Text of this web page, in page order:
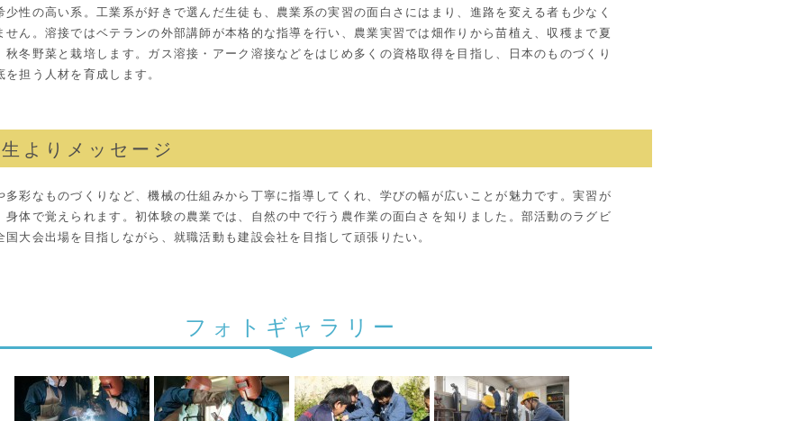
少性の高い系。工業系が好きで選んだ生徒も、農業系の実習の面白さにはまり、進路を変える者も少なく
せん。溶接ではベテランの外部講師が本格的な指導を行い、農業実習では畑作りから苗植え、収穫まで夏
秋冬野菜と栽培します。ガス溶接・アーク溶接などをはじめ多くの資格取得を目指し、日本のものづくり
を担う人材を育成します。
よりメッセージ
多彩なものづくりなど、機械の仕組みから丁寧に指導してくれ、学びの幅が広いことが魅力です。実習が
身体で覚えられます。初体験の農業では、自然の中で行う農作業の面白さを知りました。部活動のラグビ
国大会出場を目指しながら、就職活動も建設会社を目指して頑張りたい。
フォトギャラリー